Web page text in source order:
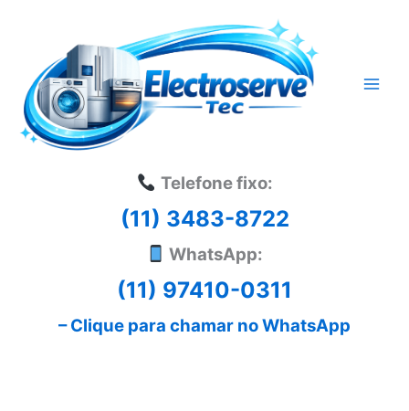
conteúdo
Telefone fixo:
(11) 3483-8722
WhatsApp:
(11) 97410-0311
– Clique para chamar no WhatsApp